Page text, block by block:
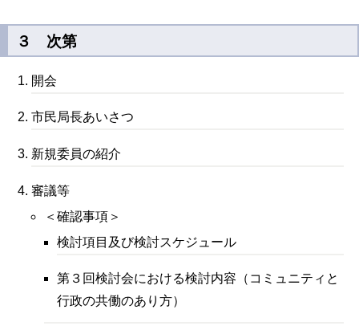
３ 次第
開会
市民局長あいさつ
新規委員の紹介
審議等
＜確認事項＞
検討項目及び検討スケジュール
第３回検討会における検討内容（コミュニティと
行政の共働のあり方）